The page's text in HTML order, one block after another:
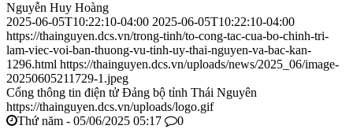
Nguyễn Huy Hoàng
2025-06-05T10:22:10-04:00 2025-06-05T10:22:10-04:00
https://thainguyen.dcs.vn/trong-tinh/to-cong-tac-cua-bo-chinh-tri-
lam-viec-voi-ban-thuong-vu-tinh-uy-thai-nguyen-va-bac-kan-
1296.html https://thainguyen.dcs.vn/uploads/news/2025_06/image-
20250605211729-1.jpeg
Cổng thông tin điện tử Đảng bộ tỉnh Thái Nguyên
https://thainguyen.dcs.vn/uploads/logo.gif
Thứ năm - 05/06/2025 05:17
0